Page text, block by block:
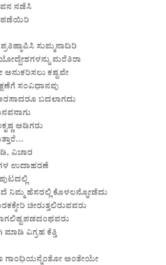
ನಡೆಸಿ
ಪಡೆಯಿರಿ
ಸುಮ್ಮನಾದಿರಿ
ಮರೆತಿರಾ
ಅನುಕರಿಸಲು ಕಷ್ಟವೇ
ಸಂವಿಧಾನವು
ಬದಲಾಗದು
ಅಡಿಗರು
ವಿಚಾರ
ಉದಾಹರಣೆ
ನಿಮ್ಮ ಹೆಸರಲ್ಲಿ ಕೊಳಲನ್ನೋಡೆದು
ಚೀರುತ್ತಲಿರುವವರು
ಮಾಡಿ ವಿಗ್ರಹ ಕೆತ್ತಿ
ಗಾಂಧಿಯನ್ನೆಂತೋ ಅಂತೇಯೇ